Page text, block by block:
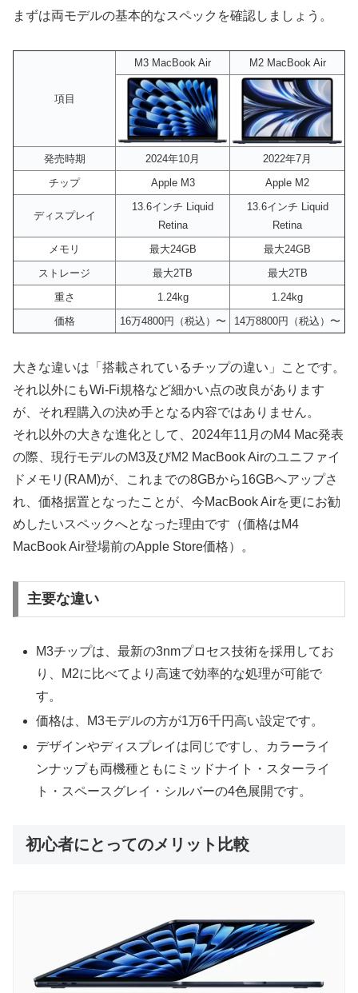
まずは両モデルの基本的なスペックを確認しましょう。
項目
M3 MacBook Air M2 MacBook Air
発売時期 2024年10月
2022年7月
チップ
Apple M3 Apple M2
ディスプレイ
13.6インチ Liquid
Retina
13.6インチ Liquid
Retina
メモリ
最大24GB
最大24GB
ストレージ
最大2TB
最大2TB
重さ
1.24kg
1.24kg
価格
16万4800円（税込）〜 14万8800円（税込）〜
大きな違いは「搭載されているチップの違い」ことです。
それ以外にもWi-Fi規格など細かい点の改良があります
が、それ程購入の決め手となる内容ではありません。
それ以外の大きな進化として、2024年11月のM4 Mac発表
の際、現行モデルのM3及びM2 MacBook Airのユニファイ
ドメモリ(RAM)が、これまでの8GBから16GBへアップさ
れ、価格据置となったことが、今MacBook Airを更にお勧
めしたいスペックへとなった理由です（価格はM4
MacBook Air登場前のApple Store価格）。
主要な違い
M3チップは、最新の3nmプロセス技術を採用してお
り、M2に比べてより高速で効率的な処理が可能で
す。
価格は、M3モデルの方が1万6千円高い設定です。
デザインやディスプレイは同じですし、カラーライ
ンナップも両機種ともにミッドナイト・スターライ
ト・スペースグレイ・シルバーの4色展開です。
初心者にとってのメリット比較